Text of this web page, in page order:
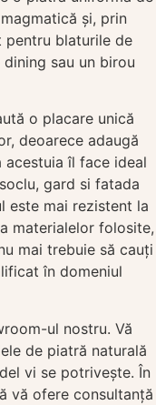
și, prin
pentru blaturile de
sau un birou
o placare unică
deoarece adaugă
îl face ideal
gard si fatada
este mai rezistent la
materialelor folosite,
mai trebuie să cauți
în domeniul
ul nostru. Vă
de piatră naturală
vi se potrivește. În
vă ofere consultanță